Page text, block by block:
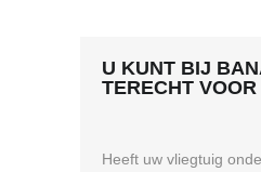
U KUNT BIJ
TERECHT VOOR
Heeft uw vliegtuig